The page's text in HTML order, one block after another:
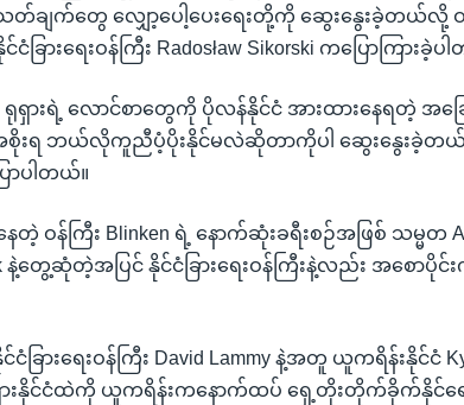
ျက်တွေ လျှော့ပေါ့ပေးရေးတို့ကို ဆွေးနွေးခဲ့တယ်လို့ ဝန်
ခြားရေးဝန်ကြီး Radosław Sikorski ကပြောကြားခဲ့ပ
ရုရှားရဲ့ လောင်စာတွေကို ပိုလန်နိုင်ငံ အားထားနေရတဲ့ အခ
းရ ဘယ်လိုကူညီပံ့ပိုးနိုင်မလဲဆိုတာကိုပါ ဆွေးနွေးခဲ့တ
ပါတယ်။
တဲ့ ဝန်ကြီး Blinken ရဲ့ နောက်ဆုံးခရီးစဉ်အဖြစ် သမ္မတ
နဲ့တွေ့ဆုံတဲ့အပြင် နိုင်ငံခြားရေးဝန်ကြီးနဲ့လည်း အစောပိုင်း
ငံခြားရေးဝန်ကြီး David Lammy နဲ့အတူ ယူကရိန်းနိုင်ငံ
ားနိုင်ငံထဲကို ယူကရိန်းကနောက်ထပ် ရှေ့တိုးတိုက်ခိုက်နိုင်ရေ